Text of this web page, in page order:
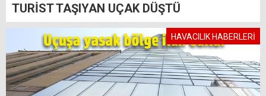
TURİST TAŞIYAN UÇAK DÜŞTÜ
HAVACILIK HABERLERİ